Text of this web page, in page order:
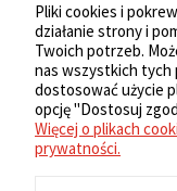
Pliki cookies i
działanie strony i
Twoich potrzeb.
nas wszystkich tych
dostosować użycie
opcję "Dostosuj
Więcej o plikach
prywatności.